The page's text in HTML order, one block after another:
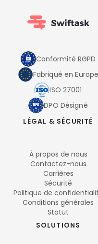
Conformité RGPD
Fabriqué en Europe
ISO 27001
DPO Désigné
LÉGAL & SÉCURITÉ
À propos de nous
Contactez-nous
Carrières
Sécurité
Politique de
Conditions générales
Statut
SOLUTIONS